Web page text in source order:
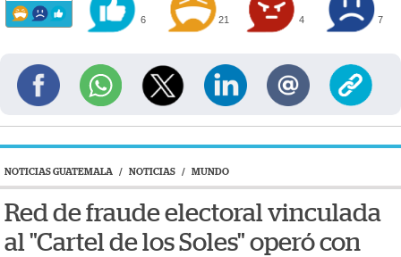
6 21 4 7
NOTICIAS GUATEMALA / NOTICIAS / MUNDO
Red de fraude electoral vinculada
al "Cartel de los Soles" operó con